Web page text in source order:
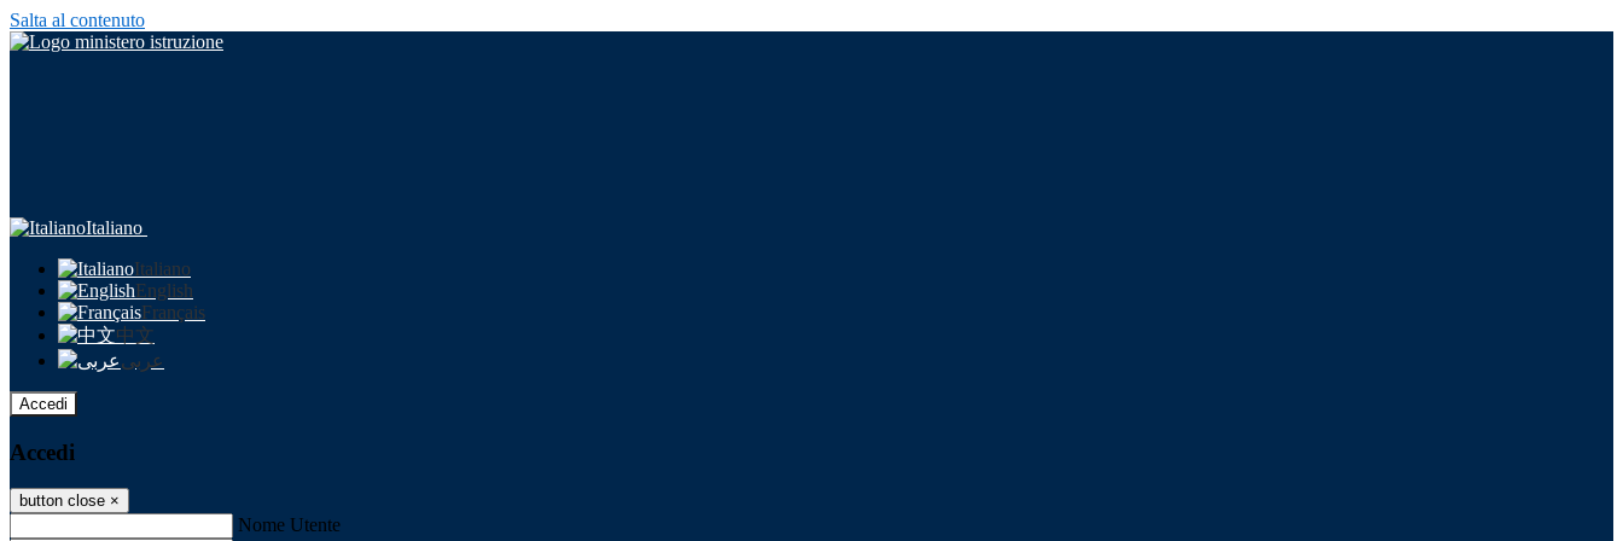
Salta al contenuto
Italiano
Italiano
English
Français
中文
عربى
Accedi
Accedi
button close ×
Nome Utente